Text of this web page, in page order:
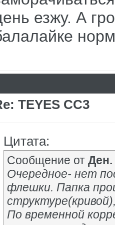
езжу. А
TEYES CC3
Цитата:
Сообщение от Ден.
Очередное- нет
флешки. Папка
По временной